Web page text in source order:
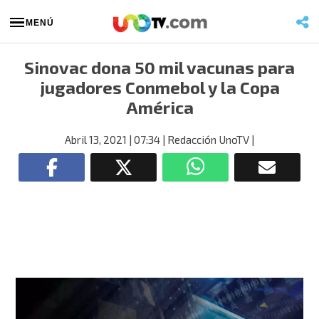
MENÚ
Sinovac dona 50 mil vacunas para
jugadores Conmebol y la Copa
América
Abril 13, 2021 | 07:34 | Redacción UnoTV |